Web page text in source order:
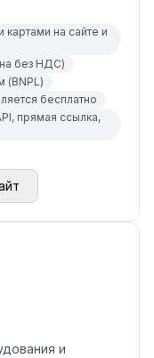
на сайте и
без НДС)
(BNPL)
бесплатно
прямая ссылка,
и